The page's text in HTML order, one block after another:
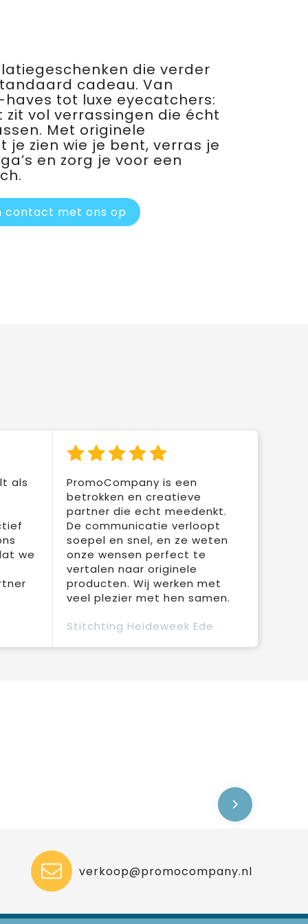
die verder
cadeau. Van
tot luxe eyecatchers:
vol verrassingen die écht
Met originele
je zien wie je bent, verras je
en zorg je voor een
contact met ons op
als
we
PromoCompany is een
betrokken en creatieve
partner die echt meedenkt.
De communicatie verloopt
soepel en snel, en ze weten
onze wensen perfect te
vertalen naar originele
producten. Wij werken met
veel plezier met hen samen.
Stitchting Heideweek Ede
verkoop@promocompany.nl